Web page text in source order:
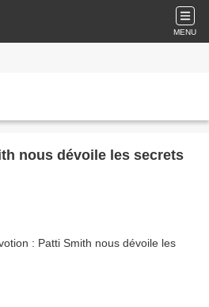
MENU
nous dévoile les secrets